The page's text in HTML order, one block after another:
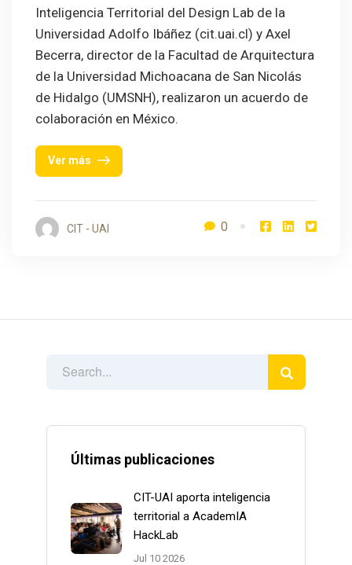
Últimas publicaciones
CIT-UAI aporta inteligencia
territorial a AcademIA
HackLab
Jul 10 2026
Inteligencia Territorial del Design Lab de la
Universidad Adolfo Ibáñez (cit.uai.cl) y Axel
Becerra, director de la Facultad de Arquitectura
de la Universidad Michoacana de San Nicolás
de Hidalgo (UMSNH), realizaron un acuerdo de
colaboración en México.
Ver más
CIT - UAI 0